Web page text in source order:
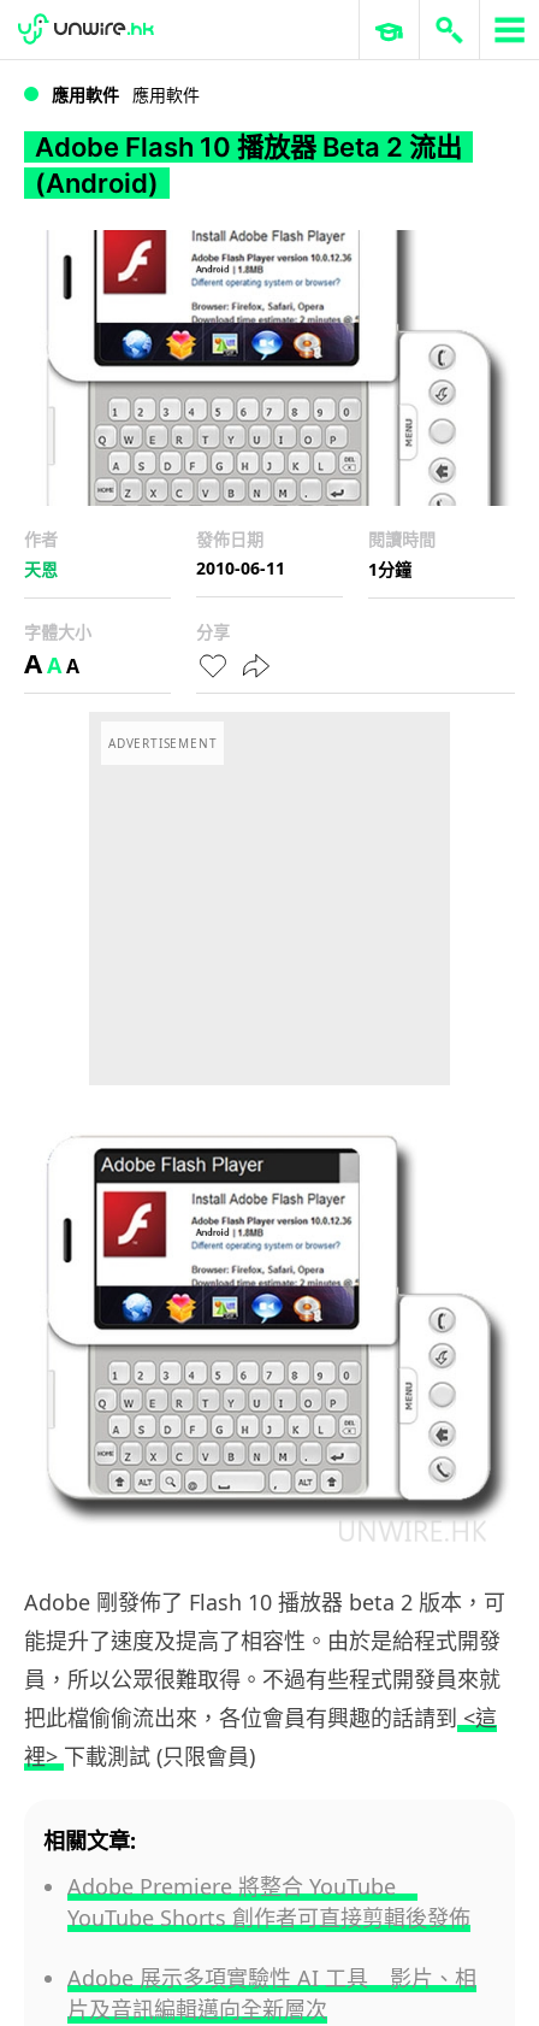
WWDC 2026 ERP 與商業 AI
應用軟件 應用軟件
Adobe Flash 10 播放器 Beta 2 流出
(Android)
作者
天恩
發佈日期
2010-06-11
閱讀時間
1分鐘
字體大小
AAA
分享
ADVERTISEMENT
Adobe 剛發佈了 Flash 10 播放器 beta 2 版本，可
能提升了速度及提高了相容性。由於是給程式開發
員，所以公眾很難取得。不過有些程式開發員來就
把此檔偷偷流出來，各位會員有興趣的話請到<這
裡>下載測試 (只限會員)
相關文章:
Adobe Premiere 將整合 YouTube
YouTube Shorts 創作者可直接剪輯後發佈
Adobe 展示多項實驗性 AI 工具 影片、相
片及音訊編輯邁向全新層次